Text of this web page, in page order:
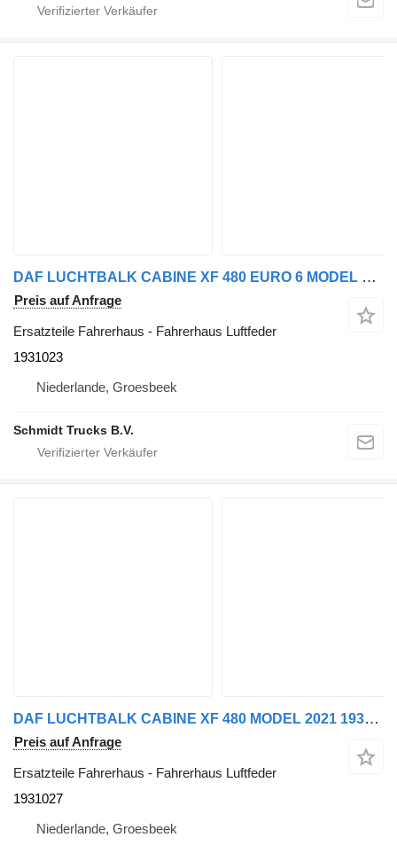
DAF LUCHTBALK CABINE XF 480 EURO 6 MODEL 2021 1931023 Fahrerhaus Luftfeder für LKW
Preis auf Anfrage
Ersatzteile Fahrerhaus - Fahrerhaus Luftfeder
1931023
Niederlande, Groesbeek
Schmidt Trucks B.V.
DAF LUCHTBALK CABINE XF 480 MODEL 2021 1931027 Fahrerhaus Luftfeder für LKW
Preis auf Anfrage
Ersatzteile Fahrerhaus - Fahrerhaus Luftfeder
1931027
Niederlande, Groesbeek